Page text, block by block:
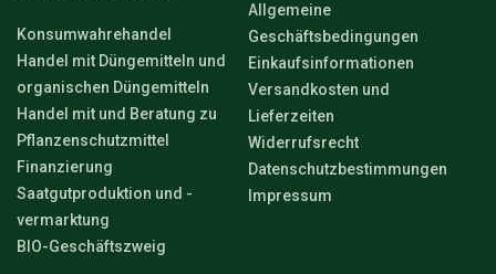
Konsumwahrehandel
Handel mit Düngemitteln und
organischen Düngemitteln
Handel mit und Beratung zu
Pflanzenschutzmittel
Finanzierung
Saatgutproduktion und -
vermarktung
BIO-Geschäftszweig
Allgemeine
Geschäftsbedingungen
Einkaufsinformationen
Versandkosten und
Lieferzeiten
Widerrufsrecht
Datenschutzbestimmungen
Impressum